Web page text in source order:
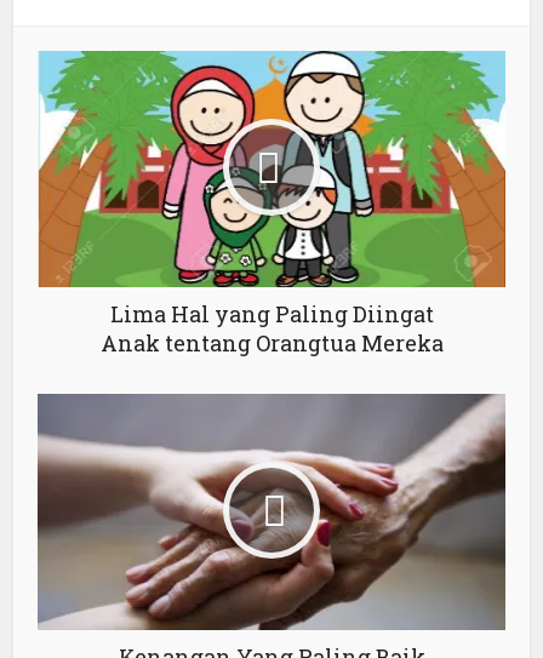
Lima Hal yang Paling Diingat
Anak tentang Orangtua Mereka